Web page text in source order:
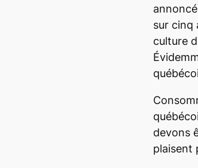
sur cinq
culture
devons
plaisent